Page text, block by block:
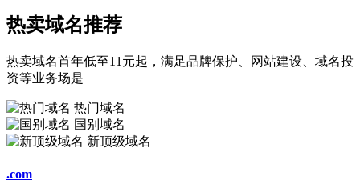
热卖域名推荐
热卖域名首年低至11元起，满足品牌保护、网站建设、域名投
资等业务场是
热门域名
国别域名
新顶级域名
.com